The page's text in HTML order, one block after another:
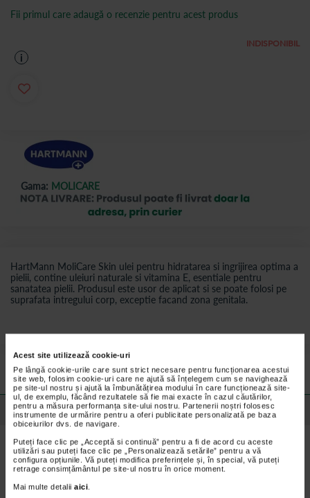
Acest site utilizează cookie-uri
Pe lângă cookie-urile care sunt strict necesare pentru funcționarea acestui
site web, folosim cookie-uri care ne ajută să înțelegem cum se navighează
pe site-ul nostru și ajută la îmbunătățirea modului în care funcționează site-
ul, de exemplu, făcând rezultatele să fie mai exacte în cazul căutărilor,
pentru a măsura performanța site-ului nostru. Partenerii noștri folosesc
instrumente de urmărire pentru a oferi publicitate personalizată pe baza
obiceiurilor dvs. de navigare.
Puteți face clic pe „Acceptă si continuă” pentru a fi de acord cu aceste
utilizări sau puteți face clic pe „Personalizează setările” pentru a vă
configura opțiunile. Vă puteți modifica preferințele și, în special, vă puteți
retrage consimțământul pe site-ul nostru în orice moment.
Mai multe detalii aici
Gama: MOLICARE
HartMann MoliCare Skin ulei pentru hidratarea si ingrijirea optima a
pielii, contine uleiuri naturale si vitamina E, esentiale pentru
sanatatea pielii. Produsul este usor de aplicat si se poate folosi pe
suprafata intregului corp, exceptie facand zona genitala.
INDISPONIBIL
Fii primul care adaugă o recenzie pentru acest produs
i
Preturile si promotiile afisate pe site in dreptul fiecarui produs sunt
valabile pentru comenzile efectuate online.
Detalii despre produs
Beneficii:
Ingrijire intensiva si vitalizare pentru pielea foarte uscata, iritata.
Ideal pentru stimularea circulatiei sangvine prin masajul pe piele.